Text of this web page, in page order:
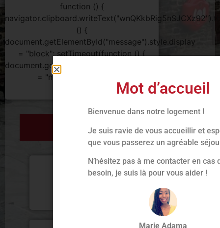
function () {
() {
document.getElementById("message").style.display
= "block"; setTimeout(function () {
document.getElementById("message").style.display
= "none"; }, 2000); }); });
INFORMATIONS
Mot d’accueil
Bienvenue dans notre logement !
Je suis ravie de vous accueillir et
que vous passerez un agréable
N’hésitez pas à me contacter en cas
besoin, je suis là pour vous aider !
Marie Adama